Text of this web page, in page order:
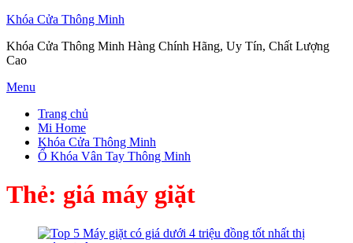
Khóa Cửa Thông Minh
Khóa Cửa Thông Minh Hàng Chính Hãng, Uy Tín, Chất Lượng
Cao
Skip
content
Menu
Trang chủ
Mi Home
Khóa Cửa Thông Minh
Ổ Khóa Vân Tay Thông Minh
Thẻ: giá máy giặt